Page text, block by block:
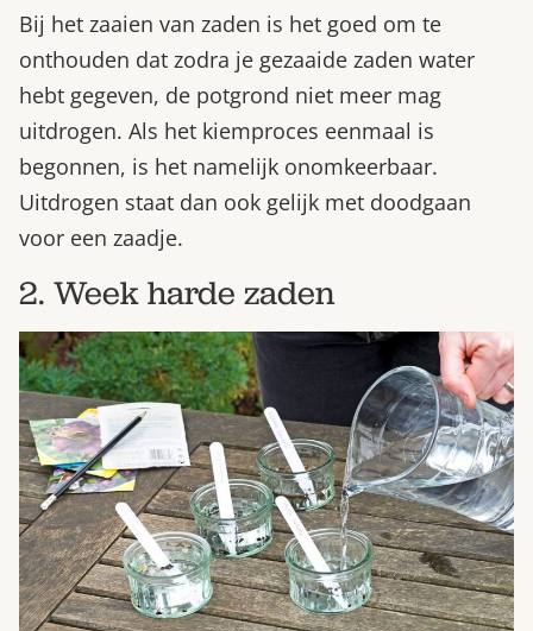
Bij het zaaien van zaden is het goed om te
onthouden dat zodra je gezaaide zaden water
hebt gegeven, de potgrond niet meer mag
uitdrogen. Als het kiemproces eenmaal is
begonnen, is het namelijk onomkeerbaar.
Uitdrogen staat dan ook gelijk met doodgaan
voor een zaadje.
2. Week harde zaden